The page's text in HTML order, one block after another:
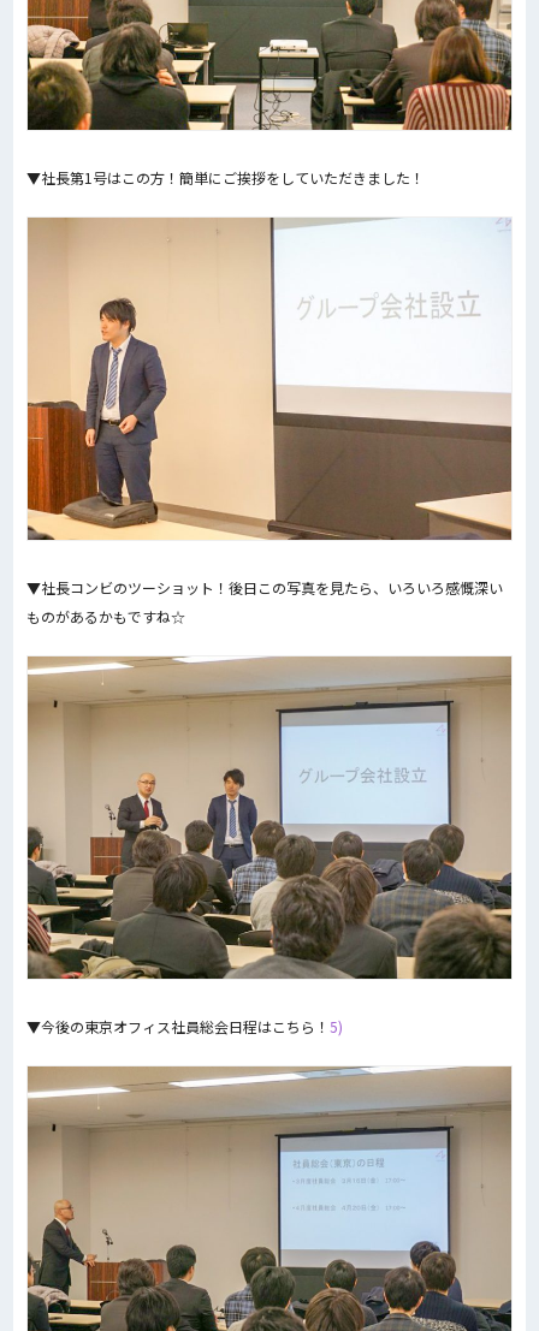
▼社長第1号はこの方！簡単にご挨拶をしていただきました！
▼社長コンビのツーショット！後日この写真を見たら、いろいろ感慨深い
ものがあるかもですね☆
▼今後の東京オフィス社員総会日程はこちら！ 5)